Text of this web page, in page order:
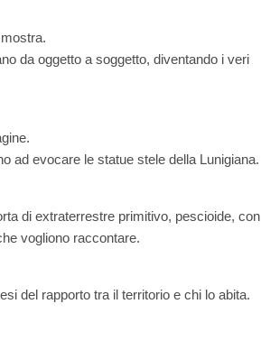
da oggetto a soggetto, diventando i veri
ad evocare le statue stele della Lunigiana.
di extraterrestre primitivo, pescioide, con
vogliono raccontare.
del rapporto tra il territorio e chi lo abita.